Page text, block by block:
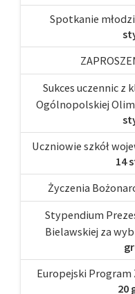
Spotkanie
Sukces uczennic z
Ogólnopolskiej
Uczniowie szkół
14
Życzenia
Stypendium
Bielawskiej za
Europejski
20